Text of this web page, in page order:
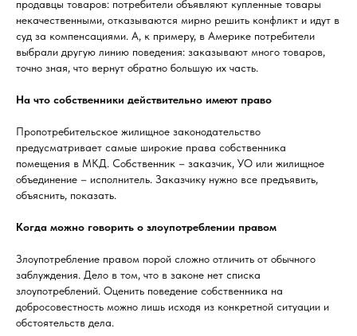
продавцы товаров: потребители объявляют купленные товары
некачественными, отказываются мирно решить конфликт и идут в
суд за компенсациями. А, к примеру, в Америке потребители
выбрали другую линию поведения: заказывают много товаров,
точно зная, что вернут обратно большую их часть.
На что собственники действительно имеют право
Пропотребительское жилищное законодательство
предусматривает самые широкие права собственника
помещения в МКД. Собственник – заказчик, УО или жилищное
объединение – исполнитель. Заказчику нужно все предъявить,
объяснить, показать.
Когда можно говорить о злоупотреблении правом
Злоупотребление правом порой сложно отличить от обычного
заблуждения. Дело в том, что в законе нет списка
злоупотреблений. Оценить поведение собственника на
добросовестность можно лишь исходя из конкретной ситуации и
обстоятельств дела.